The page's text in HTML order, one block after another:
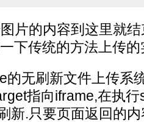
片的内容到这里就
下传统的方法上传的
的无刷新文件上传系
指向iframe,在执
新.只要页面返回的